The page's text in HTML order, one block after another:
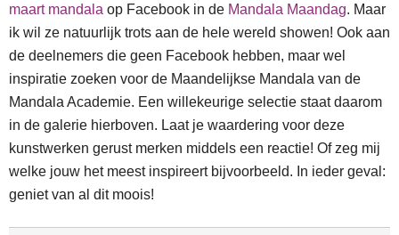
maart mandala op Facebook in de Mandala Maandag. Maar
ik wil ze natuurlijk trots aan de hele wereld showen! Ook aan
de deelnemers die geen Facebook hebben, maar wel
inspiratie zoeken voor de Maandelijkse Mandala van de
Mandala Academie. Een willekeurige selectie staat daarom
in de galerie hierboven. Laat je waardering voor deze
kunstwerken gerust merken middels een reactie! Of zeg mij
welke jouw het meest inspireert bijvoorbeeld. In ieder geval:
geniet van al dit moois!